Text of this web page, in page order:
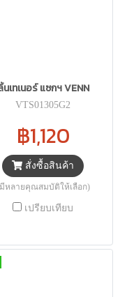
นเทเนอร์ แซกฯ VENN
VTS01305G2
฿1,120
สั่งซื้อสินค้า
หลายคุณสมบัติให้เลือก)
เปรียบเทียบ